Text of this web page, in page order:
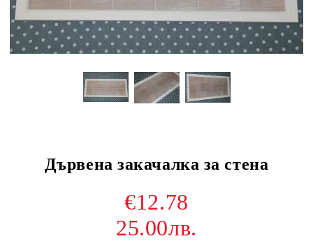
Дървена закачалка за стена
€12.78
25.00лв.